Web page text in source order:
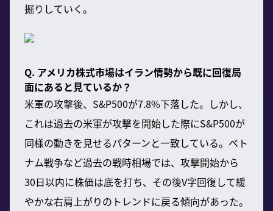
掘りしていく。
Q. アメリカ株式市場はイラン情勢から既に回復局
面にあると見ているか？
米軍の攻撃後、S&P500が7.8%下落した。しかし、
これは過去の米軍が攻撃を開始した際にS&P500が
同様の動きを見せるパターンと一致している。ベト
ナム戦争など過去の戦時相場では、攻撃開始から
30日以内に株価は底を打ち、その後V字回復して緩
やかな右肩上がりのトレンドに戻る傾向があった。